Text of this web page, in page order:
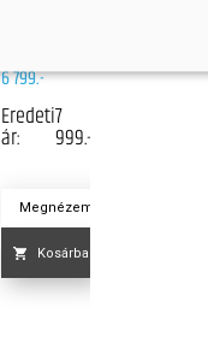
6 799.-
Eredeti
ár:
7
999.-
Megnézem
Kosárba